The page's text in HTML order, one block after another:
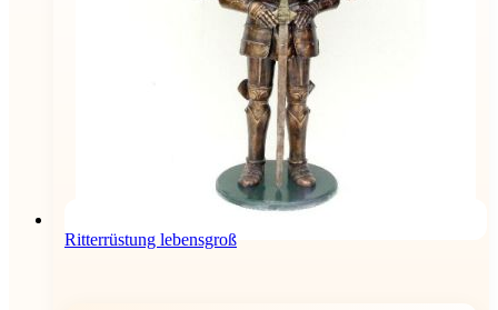
Ritterrüstung lebensgroß